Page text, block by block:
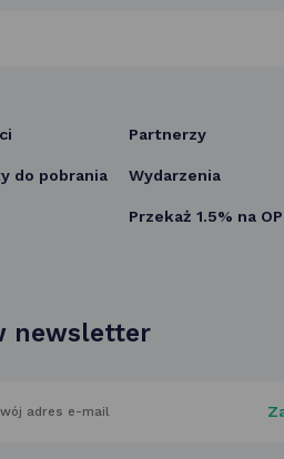
Partnerzy
do pobrania Wydarzenia
Przekaż 1.5% na
newsletter